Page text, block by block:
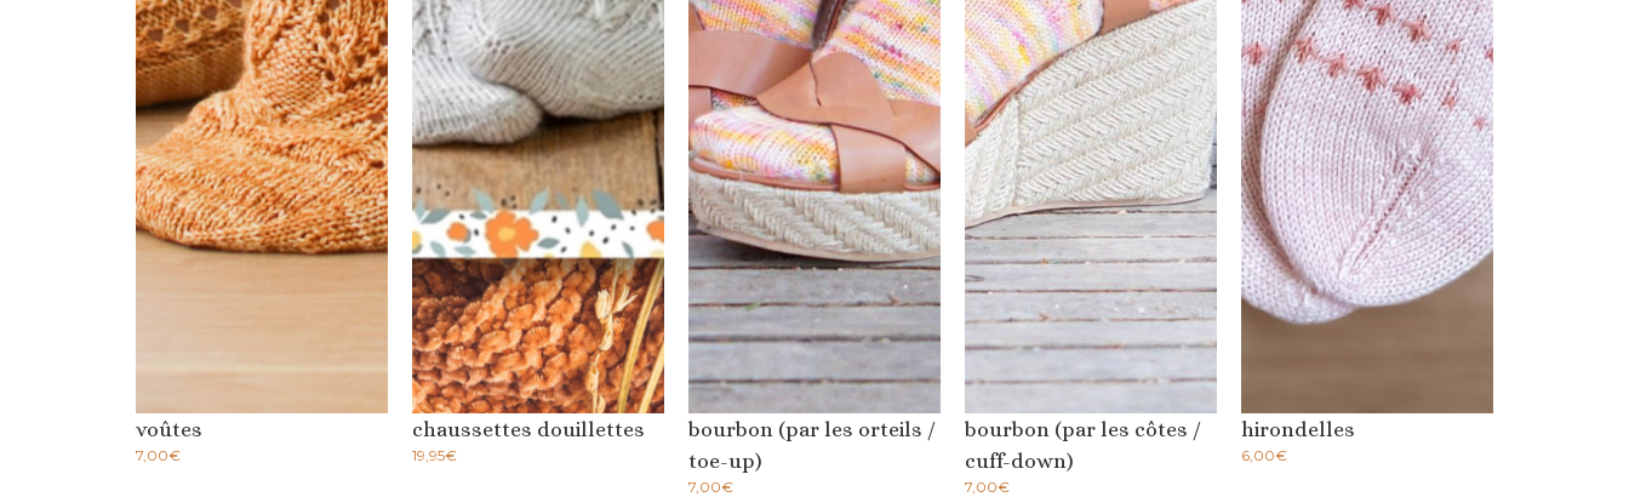
voûtes
7,00€
chaussettes douillettes
19,95€
bourbon (par les orteils /
toe-up)
7,00€
bourbon (par les côtes /
cuff-down)
7,00€
hirondelles
6,00€